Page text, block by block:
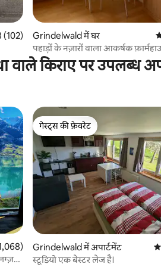
5 में से 4.98, 102 समीक्षाएँ
(102)
Grindelwald में घर
पहाड़ों के नज़ारों वाला आकर्षक
वाले किराए पर उपलब्ध
5 में से 4.98, 1,068 समीक्षाएँ
गेस्ट्स की फ़ेवरेट
गेस्ट्स की फ़ेवरेट
Grindelwald में अपार्टमेंट
स्टूडियो एक बेस्टर लेज है।